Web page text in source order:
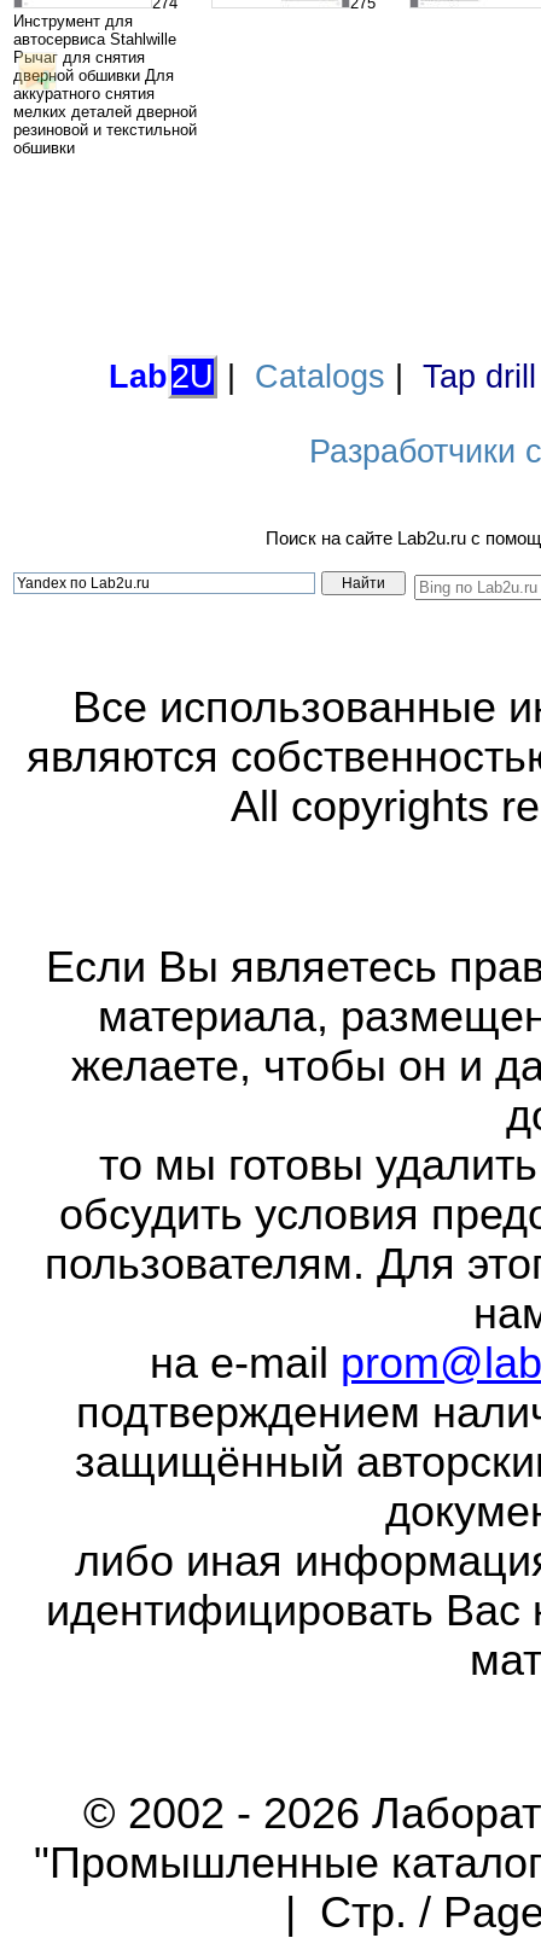
Инструмент для
автосервиса Stahlwille
Рычаг для снятия
дверной обшивки Для
аккуратного снятия
мелких деталей дверной
резиновой и текстильной
обшивки
Lab2U Catalogs Tap
Разработчики
Поиск на сайте Lab2u.ru с
Все использованные
являются
All copyrights
Если Вы являетесь
материала,
желаете, чтобы он и
то мы готовы
обсудить условия
пользователям. Для
на e-mail
подтверждением
защищённый
либо иная
идентифицировать Вас
© 2002 - 2026
"Промышленные
| Стр. /